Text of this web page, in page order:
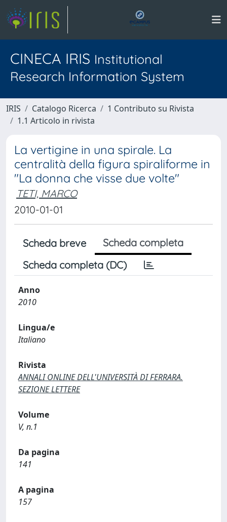
CINECA IRIS Institutional
Research Information System
IRIS Catalogo Ricerca
1 Contributo su Rivista
1.1 Articolo in rivista
La vertigine in una spirale. La
centralità della figura spiraliforme in
"La donna che visse due volte"
TETI, MARCO
2010-01-01
Scheda breve
Scheda completa
Scheda completa (DC)
Anno
2010
Lingua/e
Italiano
Rivista
ANNALI ONLINE DELL'UNIVERSITÀ DI FERRARA.
SEZIONE LETTERE
Volume
V, n.1
Da pagina
141
A pagina
157